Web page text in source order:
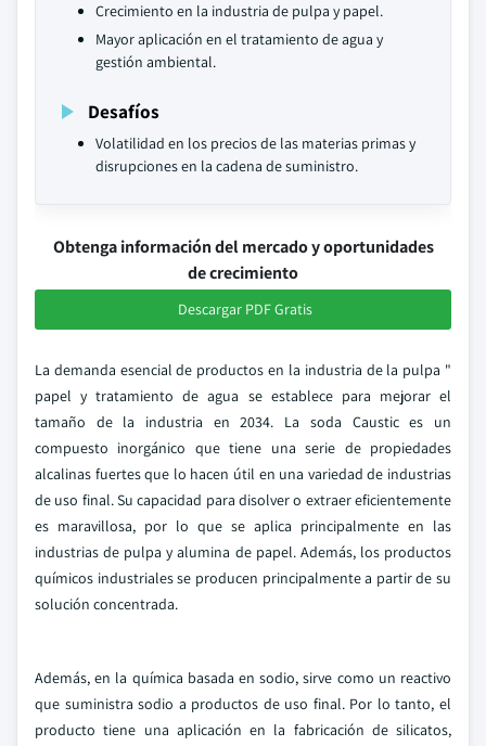
Crecimiento en la industria de pulpa y papel.
Mayor aplicación en el tratamiento de agua y
gestión ambiental.
Desafíos
Volatilidad en los precios de las materias primas y
disrupciones en la cadena de suministro.
Obtenga información del mercado y oportunidades
de crecimiento
Descargar PDF Gratis
La demanda esencial de productos en la industria de la pulpa "
papel y tratamiento de agua se establece para mejorar el
tamaño de la industria en 2034. La soda Caustic es un
compuesto inorgánico que tiene una serie de propiedades
alcalinas fuertes que lo hacen útil en una variedad de industrias
de uso final. Su capacidad para disolver o extraer eficientemente
es maravillosa, por lo que se aplica principalmente en las
industrias de pulpa y alumina de papel. Además, los productos
químicos industriales se producen principalmente a partir de su
solución concentrada.
Además, en la química basada en sodio, sirve como un reactivo
que suministra sodio a productos de uso final. Por lo tanto, el
producto tiene una aplicación en la fabricación de silicatos,